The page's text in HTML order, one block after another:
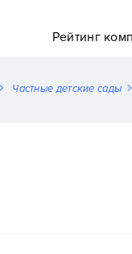
Рейтинг
Частные детские сады